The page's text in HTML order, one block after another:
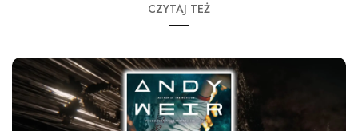
CZYTAJ TEŻ